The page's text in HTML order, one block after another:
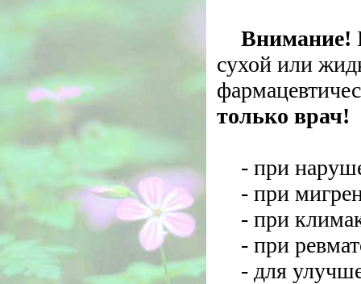
Внимание!
сухой или
только врач!
- при
- при
- при
- при
- для